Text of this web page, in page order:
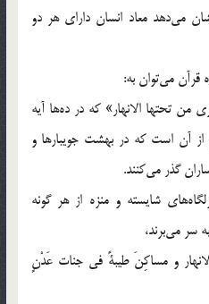
مي‌دهد معاد انسان داراي هر دو
قرآن مي‌توان به:
من تحتها الانهار» كه در ده‌ها آيه
آن است كه در بهشت جويبارها و
گذر مي‌كنند.
شايسته و منزه از هر گونه
سر مي‌برند،
و مساكِنَ طيبةً في جنات عَدْنٍ